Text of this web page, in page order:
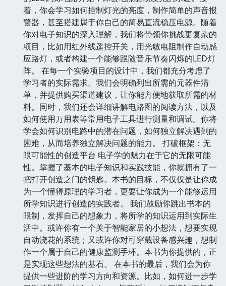
着，你会学习如何控制灯光的亮度，制作简单的声音报
警器，甚至搭建属于你自己的简易直流稳压电源。随着
你对电子知识的深入理解，我们将带领你挑战更复杂的
项目，比如用红外线遥控开关，用光敏电阻制作自动感
应路灯，或者构建一个能够跟随音乐节奏闪烁的LED灯
阵。 在每一个实验项目的设计中，我们都充分考虑了
学习者的实际需求。我们会明确列出所需的元器件清
单，并提供购买渠道建议，让你能方便地获取所需的材
料。同时，我们还会详细讲解电路图的阅读方法，以及
如何使用万用表等常用电子工具进行测量和调试。你将
学会如何识别电路中的潜在问题，如何独立解决遇到的
困难，从而培养独立解决问题的能力。 打破框架：无
限可能性的创造平台 电子学的魅力在于它的无限可能
性。掌握了基本的电子知识和实践技能，你就拥有了一
把打开创造之门的钥匙。本书的目标，不仅仅是让你成
为一个懂得原理的学习者，更要让你成为一个能够运用
所学知识进行创造的实践者。 我们鼓励你跳出书本的
限制，发挥自己的想象力，将所学的知识运用到实际生
活中。或许你有一个关于智能家居的小想法，想要实现
自动浇花的系统；又或许你对可穿戴设备感兴趣，想制
作一个属于自己的健康监测手环。本书为你提供的，正
是实现这些想法的基石。 在本书的最后，我们会为你
提供一些进阶的学习方向和资源。比如，如何进一步学